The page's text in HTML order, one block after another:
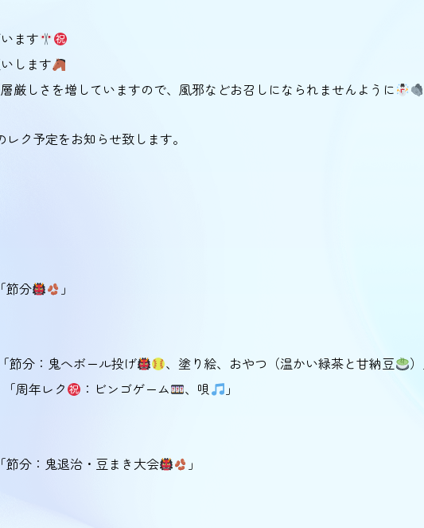
ます
します
厳しさを増していますので、風邪などお召しになられませんように
ク予定をお知らせ致します。
分
」
分：鬼へボール投げ
、塗り絵、おやつ（温かい緑茶と甘納豆
周年レク
：ビンゴゲーム 、唄 」
分：鬼退治・豆まき大会
」